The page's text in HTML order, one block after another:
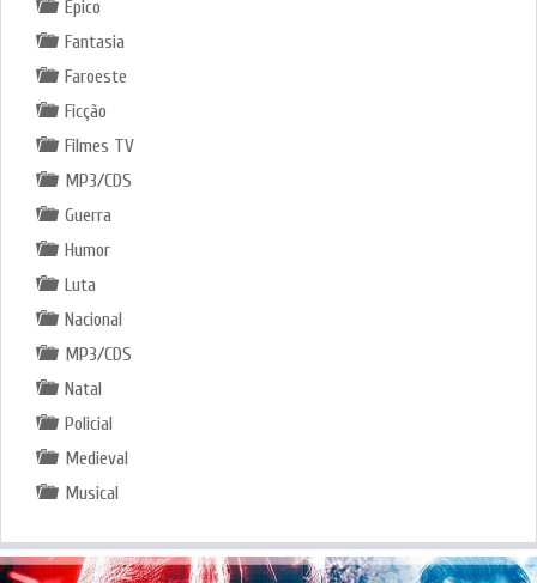
Épico
Fantasia
Faroeste
Ficção
Filmes TV
MP3/CDS
Guerra
Humor
Luta
Nacional
MP3/CDS
Natal
Policial
Medieval
Musical